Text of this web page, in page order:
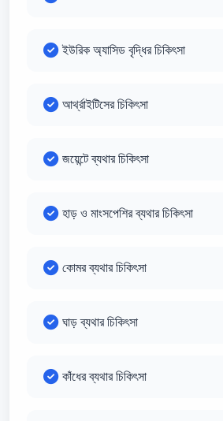
ইউরিক অ্যাসিড বৃদ্ধির চিকিৎসা
আর্থ্রাইটিসের চিকিৎসা
জয়েন্টে ব্যথার চিকিৎসা
হাড় ও মাংসপেশির ব্যথার চিকিৎসা
কোমর ব্যথার চিকিৎসা
ঘাড় ব্যথার চিকিৎসা
কাঁধের ব্যথার চিকিৎসা